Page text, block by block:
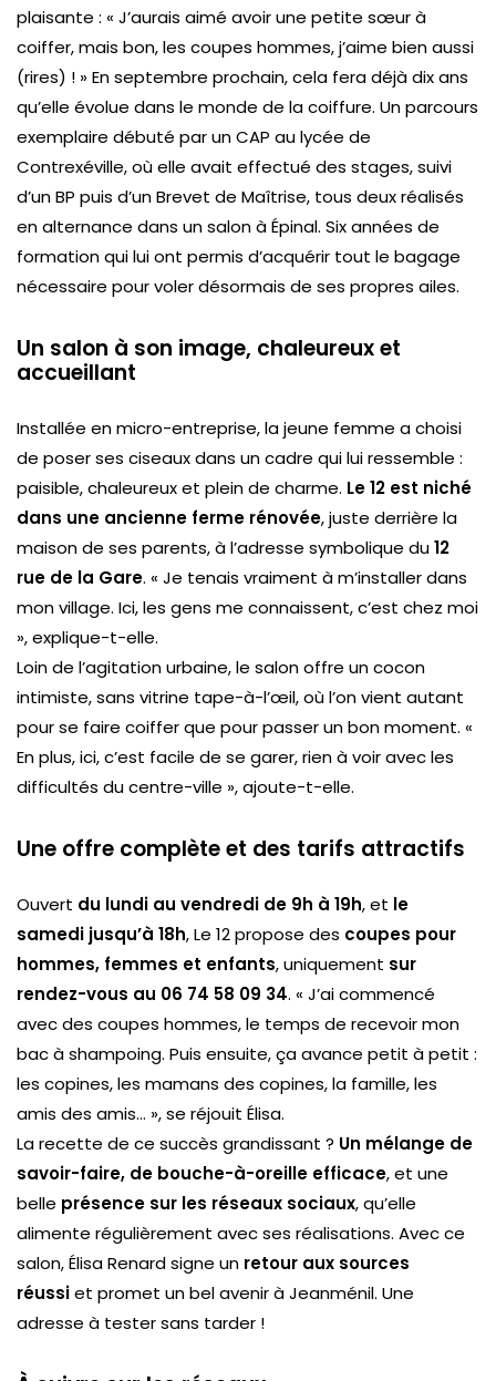
plaisante : « J’aurais aimé avoir une petite sœur à
coiffer, mais bon, les coupes hommes, j’aime bien aussi
(rires) ! » En septembre prochain, cela fera déjà dix ans
qu’elle évolue dans le monde de la coiffure. Un parcours
exemplaire débuté par un CAP au lycée de
Contrexéville, où elle avait effectué des stages, suivi
d’un BP puis d’un Brevet de Maîtrise, tous deux réalisés
en alternance dans un salon à Épinal. Six années de
formation qui lui ont permis d’acquérir tout le bagage
nécessaire pour voler désormais de ses propres ailes.
Un salon à son image, chaleureux et
accueillant
Installée en micro-entreprise, la jeune femme a choisi
de poser ses ciseaux dans un cadre qui lui ressemble :
paisible, chaleureux et plein de charme. Le 12 est niché
dans une ancienne ferme rénovée, juste derrière la
maison de ses parents, à l’adresse symbolique du12
rue de la Gare. « Je tenais vraiment à m’installer dans
mon village. Ici, les gens me connaissent, c’est chez moi
», explique-t-elle.
Loin de l’agitation urbaine, le salon offre un cocon
intimiste, sans vitrine tape-à-l’œil, où l’on vient autant
pour se faire coiffer que pour passer un bon moment. «
En plus, ici, c’est facile de se garer, rien à voir avec les
difficultés du centre-ville », ajoute-t-elle.
Une offre complète et des tarifs attractifs
Ouvert du lundi au vendredi de 9h à 19h, et le
samedi jusqu’à 18h,Le 12propose des coupes pour
hommes, femmes et enfants, uniquement sur
rendez-vous au 06 74 58 09 34. « J’ai commencé
avec des coupes hommes, le temps de recevoir mon
bac à shampoing. Puis ensuite, ça avance petit à petit :
les copines, les mamans des copines, la famille, les
amis des amis… », se réjouit Élisa.
La recette de ce succès grandissant ? Un mélange de
savoir-faire, de bouche-à-oreille efficace, et une
belle présence sur les réseaux sociaux, qu’elle
alimente régulièrement avec ses réalisations. Avec ce
salon, Élisa Renard signe un retour aux sources
réussiet promet un bel avenir à Jeanménil. Une
adresse à tester sans tarder !